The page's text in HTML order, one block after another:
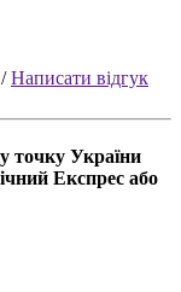
/Написати відгук
точку України
Експрес або